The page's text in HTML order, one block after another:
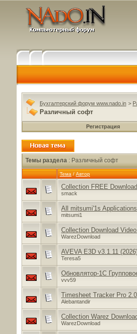
Бухгалтерский форум www.nado.in >
Различный софт
Регистрация
Темы раздела : Различный софт
Тема / Автор
Collection FREE
smack
All mitsumi'1s
mitsumi1
Collection Download
WarezDownload
AVEVA E3D v3.1.11
Teresa5
Обновлятор-1С
vvv59
Timesheet Tracker Pro
Alebantandir
Collection Warez
WarezDownload